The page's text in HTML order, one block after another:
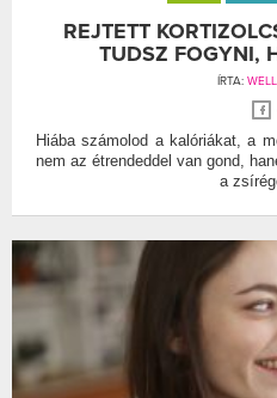
REJTETT
TUDSZ FOGYNI,
ÍRTA:
Hiába számolod a kalóriákat, a
nem az étrendeddel van gond,
a